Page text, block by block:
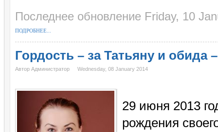
Последнее обновление Friday, 10
ПОДРОБНЕЕ...
Гордость – за Татьяну и обида
Автор Администратор Wednesday, 08 January 2014
29 июня 2013
рождения